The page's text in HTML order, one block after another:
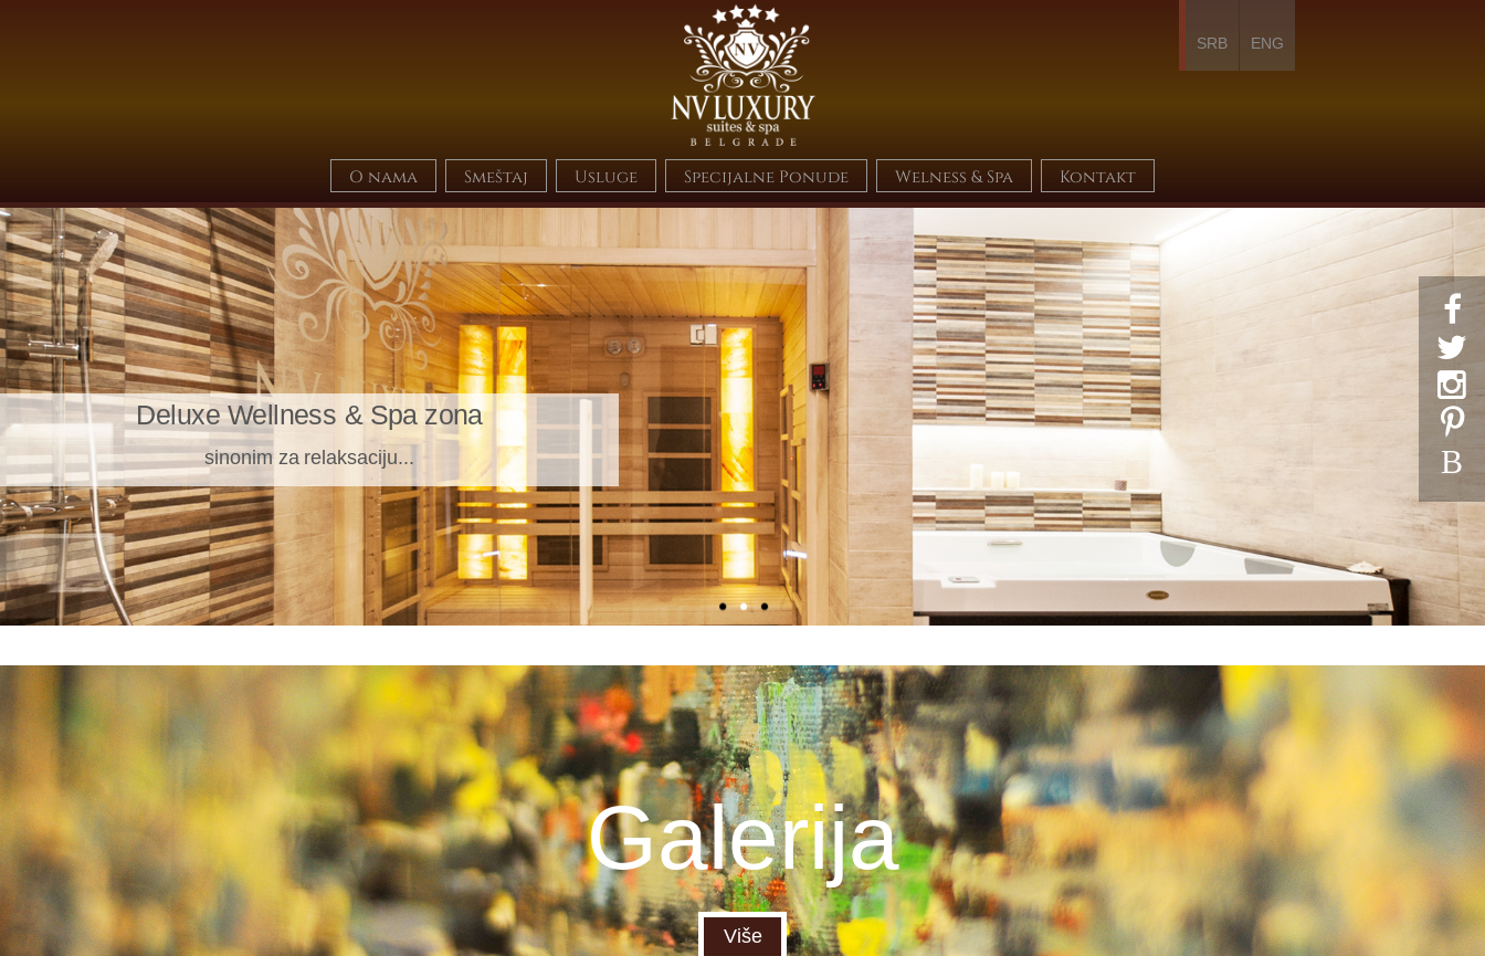




B
O nama Smeštaj Usluge Specijalne Ponude Welness & Spa Kontakt
SRB ENG
Deluxe Wellness & Spa zona
sinonim za relaksaciju...
Galerija
Više